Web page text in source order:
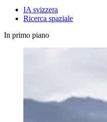
IA svizzera
Ricerca spaziale
In primo piano